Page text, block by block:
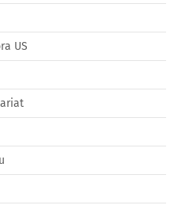
US